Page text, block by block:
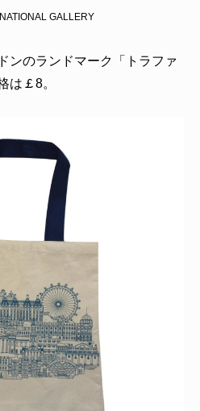
GALLERY
ンのランドマーク「トラファ
は￡8。